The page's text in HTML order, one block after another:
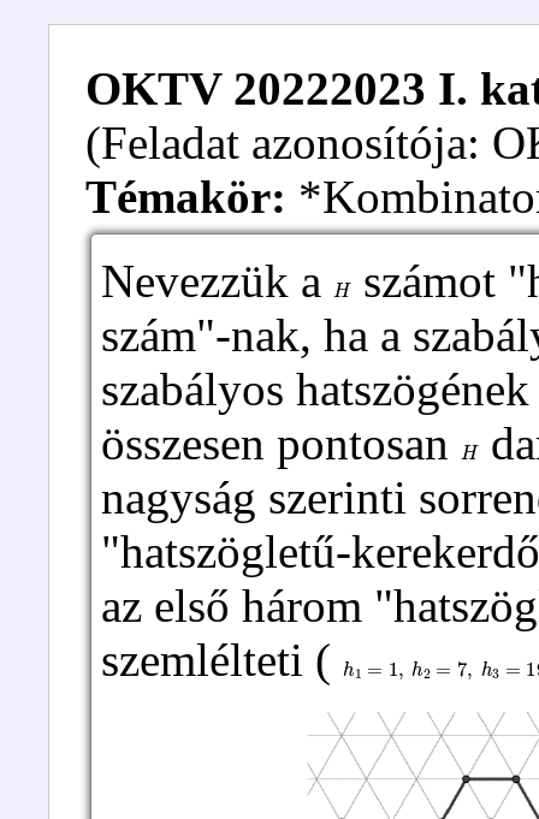
OKTV 20222023 I.
(Feladat azonosítója:
Témakör:
Nevezzük a
Hszámot
szám"-nak, ha a
szabályos
összesen pontosan
H
nagyság szerinti
"hatszögletű-
az első három
szemlélteti (
h , 2 h3 =19